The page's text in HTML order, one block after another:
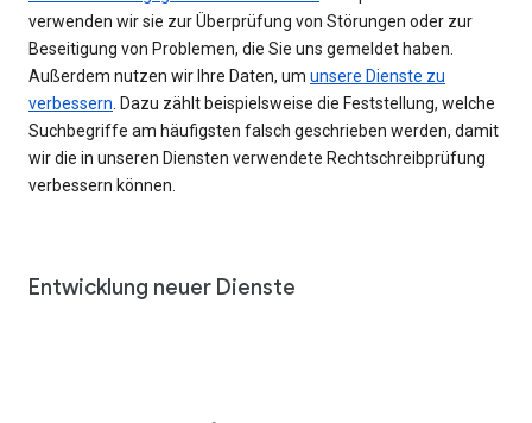
verwenden wir sie zur Überprüfung von Störungen oder zur
Beseitigung von Problemen, die Sie uns gemeldet haben.
Außerdem nutzen wir Ihre Daten, um unsere Dienste zu
verbessern . Dazu zählt beispielsweise die Feststellung, welche
Suchbegriffe am häufigsten falsch geschrieben werden, damit
wir die in unseren Diensten verwendete Rechtschreibprüfung
verbessern können.
Entwicklung neuer Dienste